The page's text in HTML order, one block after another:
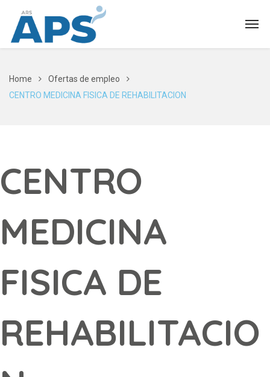
Home
Ofertas de empleo
CENTRO MEDICINA FISICA DE REHABILITACION
CENTRO
MEDICINA
FISICA DE
REHABILITACIO